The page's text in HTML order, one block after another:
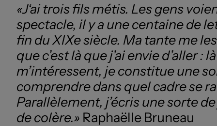
«J‘ai trois fils métis. Les gens
spectacle, il y a une centaine de
fin du XIXe siècle. Ma tante me
que c’est là que j’ai envie d’aller
m’intéressent, je constitue une
comprendre dans quel cadre se
Parallèlement, j’écris une sorte
de colère.» Raphaëlle Bruneau